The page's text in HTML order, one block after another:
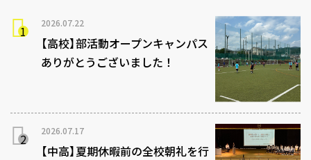
2026.07.22
【高校】部活動オープンキャンパス
ありがとうございました！
2026.07.17
【中高】夏期休暇前の全校朝礼を行